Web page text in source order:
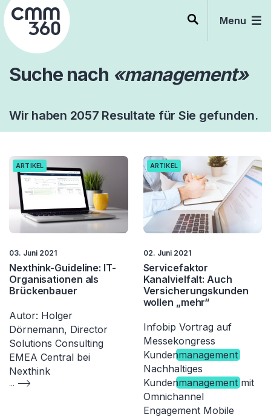
Skip
to
content
Menu
Suche nach «management»
Wir haben 2057 Resultate für Sie gefunden.
ARTIKEL
03. Juni 2021
Nexthink-Guideline: IT-
Organisationen als
Brückenbauer
Autor: Holger
Dörnemann, Director
Solutions Consulting
EMEA Central bei
Nexthink
...
ARTIKEL
02. Juni 2021
Servicefaktor
Kanalvielfalt: Auch
Versicherungskunden
wollen „mehr“
Infobip Vortrag auf
Messekongress
Kundenmanagement
Nachhaltiges
Kundenmanagementmit
Omnichannel
Engagement Mobile